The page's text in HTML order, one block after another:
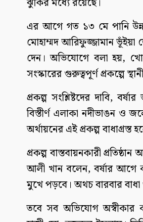
এর আগে গত ১৩ মে পানি
মোহাম্মদ আরিফুজ্জামান
দেন। অভিযোগে বলা হয়,
সংস্কারের গুরুত্বপূর্ণ প্রকল্পে
প্রকল্প সংশ্লিষ্টদের দাবি,
বিস্তীর্ণ এলাকা নদীভাঙন ও
অর্থায়নের এই প্রকল্প বাধাগ্রস্ত
প্রকল্প বাস্তবায়নকারী
আলী খান বলেন, বর্ষার
মুখে পড়বে। অথচ বারবার
তবে সব অভিযোগ অস্বীকার